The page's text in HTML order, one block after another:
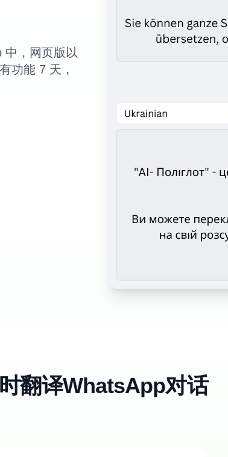
中，网页版以
功能 7 天，
翻译WhatsApp对话